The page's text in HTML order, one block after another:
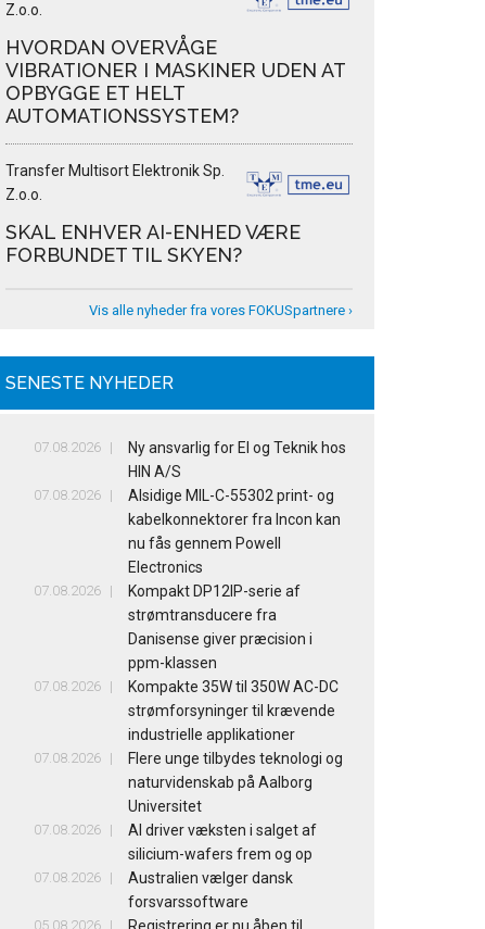
Z.o.o.
HVORDAN OVERVÅGE
VIBRATIONER I MASKINER UDEN AT
OPBYGGE ET HELT
AUTOMATIONSSYSTEM?
Transfer Multisort Elektronik Sp.
Z.o.o.
SKAL ENHVER AI-ENHED VÆRE
FORBUNDET TIL SKYEN?
Vis alle nyheder fra vores FOKUSpartnere ›
SENESTE NYHEDER
07.08.2026
Ny ansvarlig for El og Teknik hos
HIN A/S
07.08.2026
Alsidige MIL-C-55302 print- og
kabelkonnektorer fra Incon kan
nu fås gennem Powell
Electronics
07.08.2026
Kompakt DP12IP-serie af
strømtransducere fra
Danisense giver præcision i
ppm-klassen
07.08.2026
Kompakte 35W til 350W AC-DC
strømforsyninger til krævende
industrielle applikationer
07.08.2026
Flere unge tilbydes teknologi og
naturvidenskab på Aalborg
Universitet
07.08.2026
AI driver væksten i salget af
silicium-wafers frem og op
07.08.2026
Australien vælger dansk
forsvarssoftware
05.08.2026